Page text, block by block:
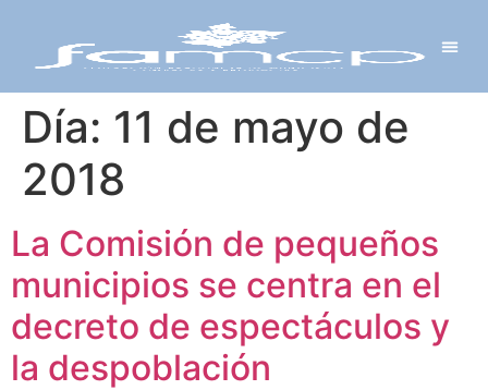
Día: 11 de mayo de
2018
La Comisión de pequeños
municipios se centra en el
decreto de espectáculos y
la despoblación